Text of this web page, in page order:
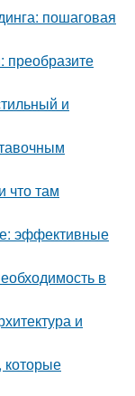
пошаговая
и
что там
эффективные
в
и
которые